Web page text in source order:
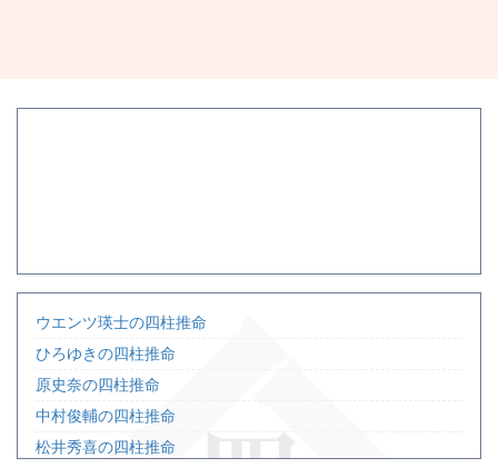
ウエンツ瑛士の四柱推命
ひろゆきの四柱推命
原史奈の四柱推命
中村俊輔の四柱推命
松井秀喜の四柱推命